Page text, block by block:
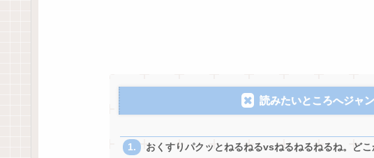
読みたいところへジャ
おくすりパクッとねるねるvsねるねるねるね。ど